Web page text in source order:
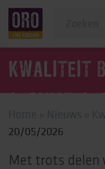
Veelgestelde
KWALITEIT
20/05/2026
Met trots delen